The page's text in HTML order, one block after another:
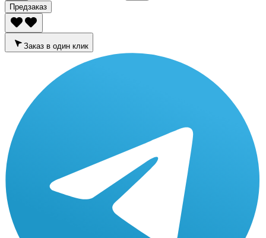
Предзаказ
Заказ в один клик